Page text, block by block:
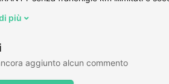
più
aggiunto alcun commento